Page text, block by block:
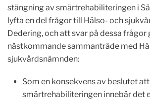
stängning av smärtrehabiliteringen i
lyfta en del frågor till Hälso- och
Dedering, och att svar på dessa frågor
nästkommande sammanträde med
sjukvårdsnämnden:
Som en konsekvens av beslutet
smärtrehabiliteringen innebär det